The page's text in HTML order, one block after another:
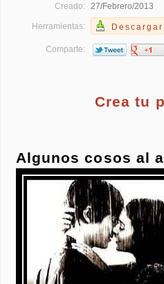
Creado: 27/Febrero/2013
Herramientas: Descargar
Comparte:
Crea tu
Algunos cosos al